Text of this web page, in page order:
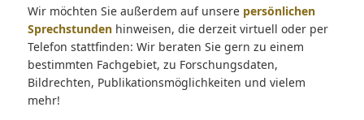
Wir möchten Sie außerdem auf unsere persönlichen
Sprechstundenhinweisen, die derzeit virtuell oder per
Telefon stattfinden: Wir beraten Sie gern zu einem
bestimmten Fachgebiet, zu Forschungsdaten,
Bildrechten, Publikationsmöglichkeiten und vielem
mehr!